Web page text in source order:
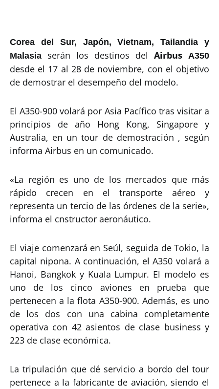
Corea del Sur, Japón, Vietnam, Tailandia y
Malasia serán los destinos del Airbus A350
desde el 17 al 28 de noviembre, con el objetivo
de demostrar el desempeño del modelo.
El A350-900 volará por Asia Pacífico tras visitar a
principios de año Hong Kong, Singapore y
Australia, en un tour de demostración , según
informa Airbus en un comunicado.
«La región es uno de los mercados que más
rápido crecen en el transporte aéreo y
representa un tercio de las órdenes de la serie»,
informa el cnstructor aeronáutico.
El viaje comenzará en Seúl, seguida de Tokio, la
capital nipona. A continuación, el A350 volará a
Hanoi, Bangkok y Kuala Lumpur. El modelo es
uno de los cinco aviones en prueba que
pertenecen a la flota A350-900. Además, es uno
de los dos con una cabina completamente
operativa con 42 asientos de clase business y
223 de clase económica.
La tripulación que dé servicio a bordo del tour
pertenece a la fabricante de aviación, siendo el